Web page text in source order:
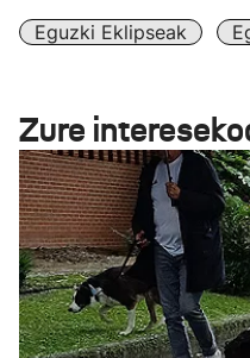
Eguzki Eklipseak
Zure